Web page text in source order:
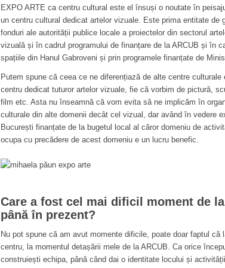
EXPO ARTE ca centru cultural este el însuși o noutate în
un centru cultural dedicat artelor vizuale. Este prima entitate de
fonduri ale autorității publice locale a proiectelor din sectorul
vizuală și în cadrul programului de finanțare de la ARCUB și în
spațiile din Hanul Gabroveni și prin programele finanțate de
Putem spune că ceea ce ne diferențiază de alte centre
centru dedicat tuturor artelor vizuale, fie că vorbim de pictură,
film etc. Asta nu înseamnă că vom evita să ne implicăm în
culturale din alte domenii decât cel vizual, dar având în vedere
București finanțate de la bugetul local al căror domeniu de
ocupa cu precădere de acest domeniu e un lucru benefic.
Care a fost cel mai dificil moment de
până în prezent?
Nu pot spune că am avut momente dificile, poate doar faptul
centru, la momentul detașării mele de la ARCUB. Ca orice
construiești echipa, până când dai o identitate locului și